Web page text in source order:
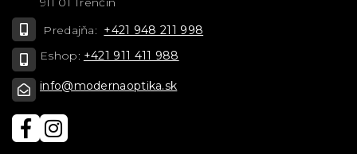
Predajňa: +421 948 211 998
Eshop: +421 911 411 988
info@modernaoptika.sk